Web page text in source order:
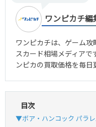
ワンピカチ編
ワンピカチは、ゲーム
スカード相場メディアで
ンピカの買取価格を毎日
目次
▼ボア・ハンコック パラ